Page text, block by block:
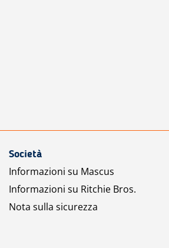
Società
Informazioni su Mascus
Informazioni su Ritchie Bros.
Nota sulla sicurezza